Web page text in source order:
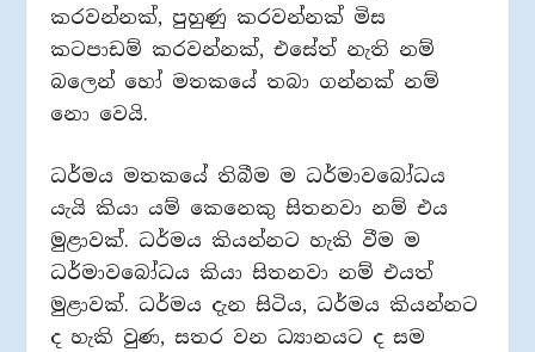
කරවන්නක්, පුහුණු කරවන්නක් මිස
කටපාඩම් කරවන්නක්, එසේත් නැති නම්
බලෙන් හෝ මතකයේ තබා ගන්නක් නම්
නො වෙයි.
ධර්මය මතකයේ තිබීම ම ධර්මාවබෝධය
යැයි කියා යම් කෙනෙකු සිතනවා නම් එය
මුළාවක්. ධර්මය කියන්නට හැකි වීම ම
ධර්මාවබෝධය කියා සිතනවා නම් එයත්
මුළාවක්. ධර්මය දැන සිටිය, ධර්මය කියන්නට
ද හැකි වුණ, සතර වන ධ්‍යානයට ද සම